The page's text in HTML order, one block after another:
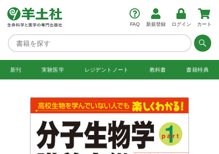
FAQ 新規登録 ログイン カート
新刊 実験医学 レジデント ノート 教科書 書籍特典